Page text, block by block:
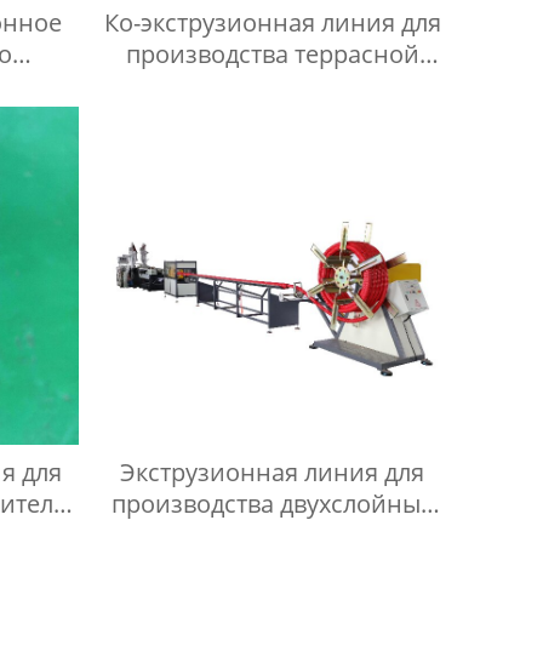
Ко-экструзионная линия для
производства террасной
для
Экструзионная линия для
производства двухслойных